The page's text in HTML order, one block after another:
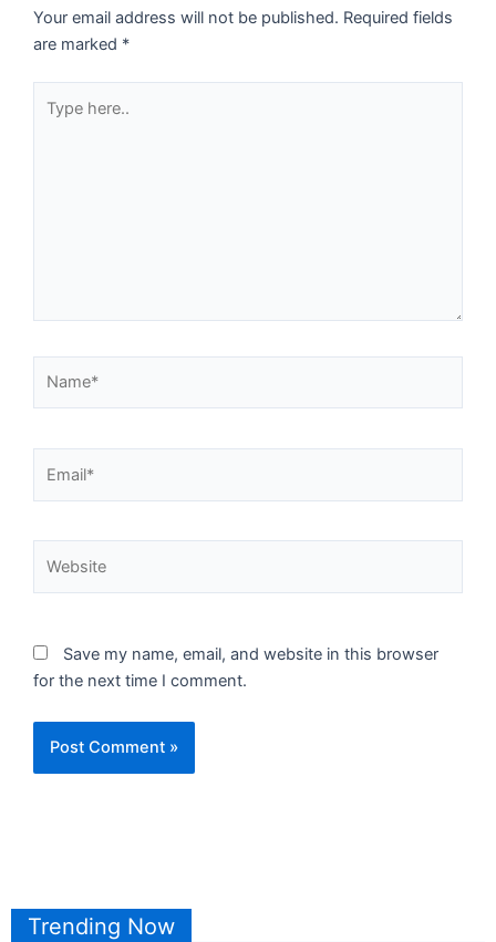
Your email address will not be published. Required fields
are marked *
here..
Save my name, email, and website in this browser
for the next time I comment.
Trending Now